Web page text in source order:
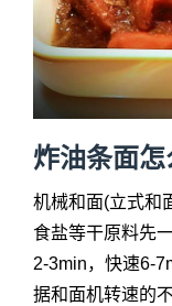
炸油条面
机械和面(立式和
食盐等干原料先
2-3min，快速6-
据和面机转速的